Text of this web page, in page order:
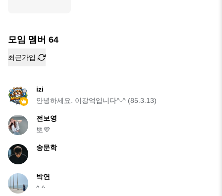
모임 멤버 64
최근가입
izi
안녕하세요. 이강억입니다^-^ (85.3.13)
전보영
뽀💜
송문학
박연
^ ^